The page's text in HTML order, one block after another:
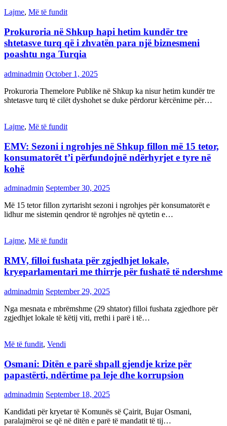
Lajme, Më të fundit
Prokuroria në Shkup hapi hetim kundër tre
shtetasve turq që i zhvatën para një biznesmeni
poashtu nga Turqia
adminadmin October 1, 2025
Prokuroria Themelore Publike në Shkup ka nisur hetim kundër tre
shtetasve turq të cilët dyshohet se duke përdorur kërcënime për…
Lajme, Më të fundit
EMV: Sezoni i ngrohjes në Shkup fillon më 15 tetor,
konsumatorët t’i përfundojnë ndërhyrjet e tyre në
kohë
adminadmin September 30, 2025
Më 15 tetor fillon zyrtarisht sezoni i ngrohjes për konsumatorët e
lidhur me sistemin qendror të ngrohjes në qytetin e…
Lajme, Më të fundit
RMV, filloi fushata për zgjedhjet lokale,
kryeparlamentari me thirrje për fushatë të ndershme
adminadmin September 29, 2025
Nga mesnata e mbrëmshme (29 shtator) filloi fushata zgjedhore për
zgjedhjet lokale të këtij viti, rrethi i parë i të…
Më të fundit, Vendi
Osmani: Ditën e parë shpall gjendje krize për
papastërti, ndërtime pa leje dhe korrupsion
adminadmin September 18, 2025
Kandidati për kryetar të Komunës së Çairit, Bujar Osmani,
paralajmëroi se që në ditën e parë të mandatit të tij…